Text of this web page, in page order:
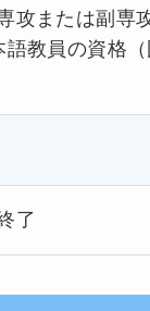
攻または副専
語教員の資格
了